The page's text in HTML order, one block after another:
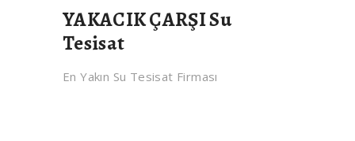
YAKACIK ÇARŞI Su
Tesisat
En Yakın Su Tesisat Firması